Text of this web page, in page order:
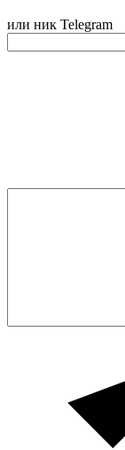
или ник Telegram